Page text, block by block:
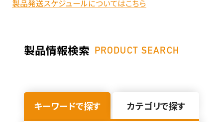
製品発送スケジュールについてはこちら
製品情報検索 PRODUCT SEARCH
キーワードで探す カテゴリで探す